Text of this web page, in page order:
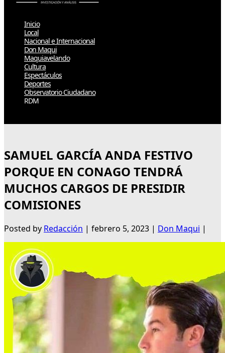
Inicio
Local
Nacional e Internacional
Don Maqui
Maquiavelando
Cultura
Espectáculos
Deportes
Observatorio Ciudadano
RDM
SAMUEL GARCÍA ANDA FESTIVO
PORQUE EN CONAGO TENDRÁ
MUCHOS CARGOS DE PRESIDIR
COMISIONES
Posted by Redacción | febrero 5, 2023 | Don Maqui |